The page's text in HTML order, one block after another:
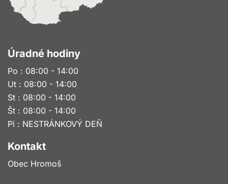
Úradné hodiny
Po : 08:00 - 14:00
Ut : 08:00 - 14:00
St : 08:00 - 14:00
Št : 08:00 - 14:00
Pi : NESTRÁNKOVÝ DEŇ
Kontakt
Obec Hromoš